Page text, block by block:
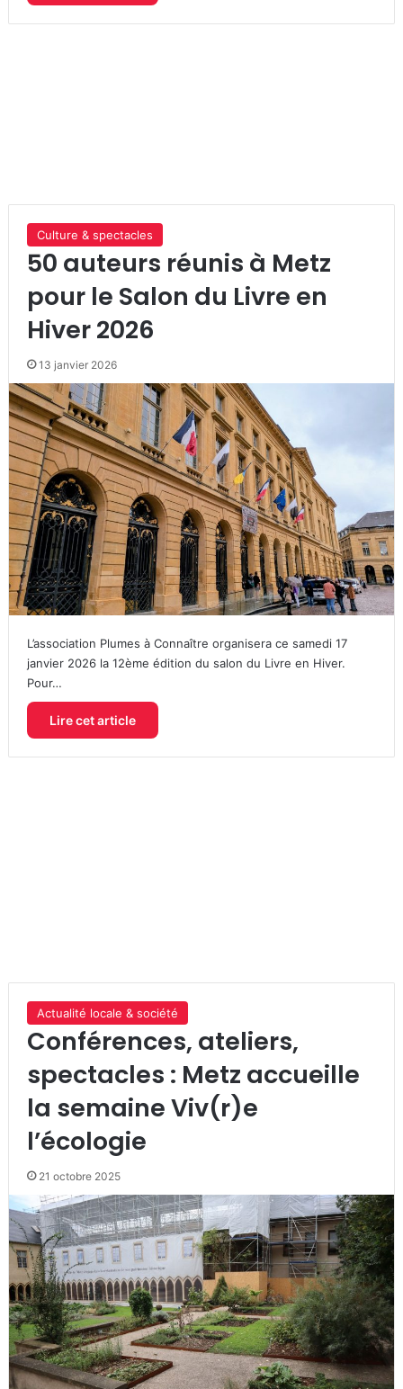
Culture & spectacles
50 auteurs réunis à Metz
pour le Salon du Livre en
Hiver 2026
13 janvier 2026
L’association Plumes à Connaître organisera ce samedi 17
janvier 2026 la 12ème édition du salon du Livre en Hiver.
Pour…
Lire cet article
Actualité locale & société
Conférences, ateliers,
spectacles : Metz accueille
la semaine Viv(r)e
l’écologie
21 octobre 2025